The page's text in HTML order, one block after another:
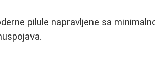
pilule napravljene sa